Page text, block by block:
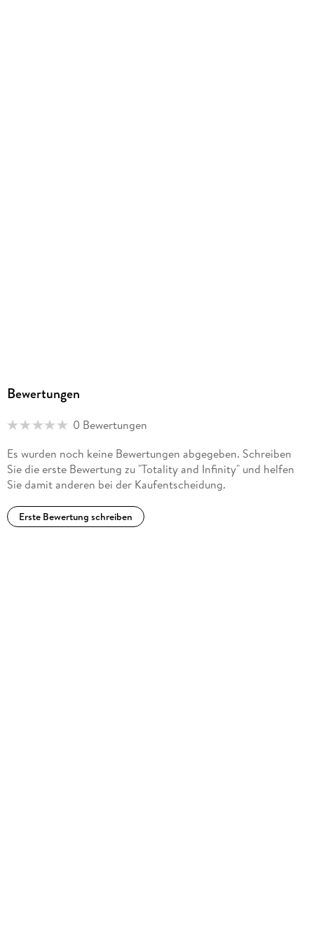
Bewertungen
0 Bewertungen
Es wurden noch keine Bewertungen abgegeben. Schreiben
Sie die erste Bewertung zu "Totality and Infinity" und helfen
Sie damit anderen bei der Kaufentscheidung.
Erste Bewertung schreiben